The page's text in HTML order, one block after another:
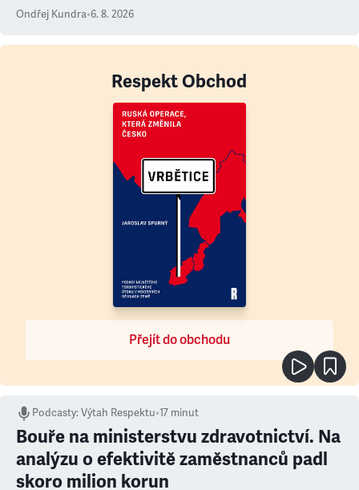
Ondřej Kundra•6. 8. 2026
Respekt Obchod
Přejít do obchodu
Podcasty:Výtah Respektu•17 minut
Bouře na ministerstvu zdravotnictví. Na
analýzu o efektivitě zaměstnanců padl
skoro milion korun